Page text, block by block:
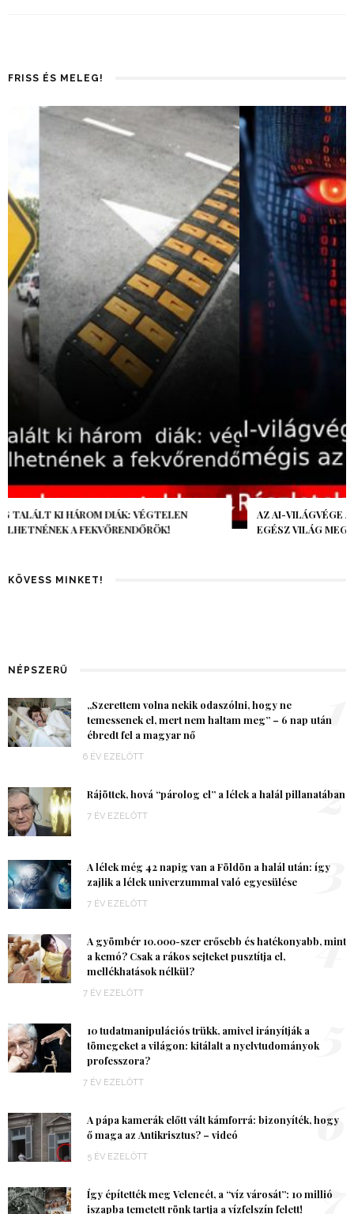
FRISS ÉS MELEG!
AZ AI-VILÁGVÉGE ÁRNYÉKA, CSAK PÁR ÓRA VOLT, MÉGIS AZ
EGÉSZ VILÁG MEGÉREZTE…
KÖVESS MINKET!
NÉPSZERŰ
„Szerettem volna nekik odaszólni, hogy ne
temessenek el, mert nem haltam meg” – 6 nap után
ébredt fel a magyar nő
6 ÉV EZELŐTT
1
Rájöttek, hová “párolog el” a lélek a halál pillanatában
7 ÉV EZELŐTT 2
A lélek még 42 napig van a Földön a halál után: így
zajlik a lélek univerzummal való egyesülése
7 ÉV EZELŐTT
3
A gyömbér 10.000-szer erősebb és hatékonyabb, mint
a kemó? Csak a rákos sejteket pusztítja el,
mellékhatások nélkül?
7 ÉV EZELŐTT
4
10 tudatmanipulációs trükk, amivel irányítják a
tömegeket a világon: kitálalt a nyelvtudományok
professzora?
7 ÉV EZELŐTT
A pápa kamerák előtt vált kámforrá: bizonyíték, hogy
ő maga az Antikrisztus? – videó
5 ÉV EZELŐTT
6
Így építették meg Velencét, a “víz városát”: 10 millió
iszapba temetett rönk tartja a vízfelszín felett!
7